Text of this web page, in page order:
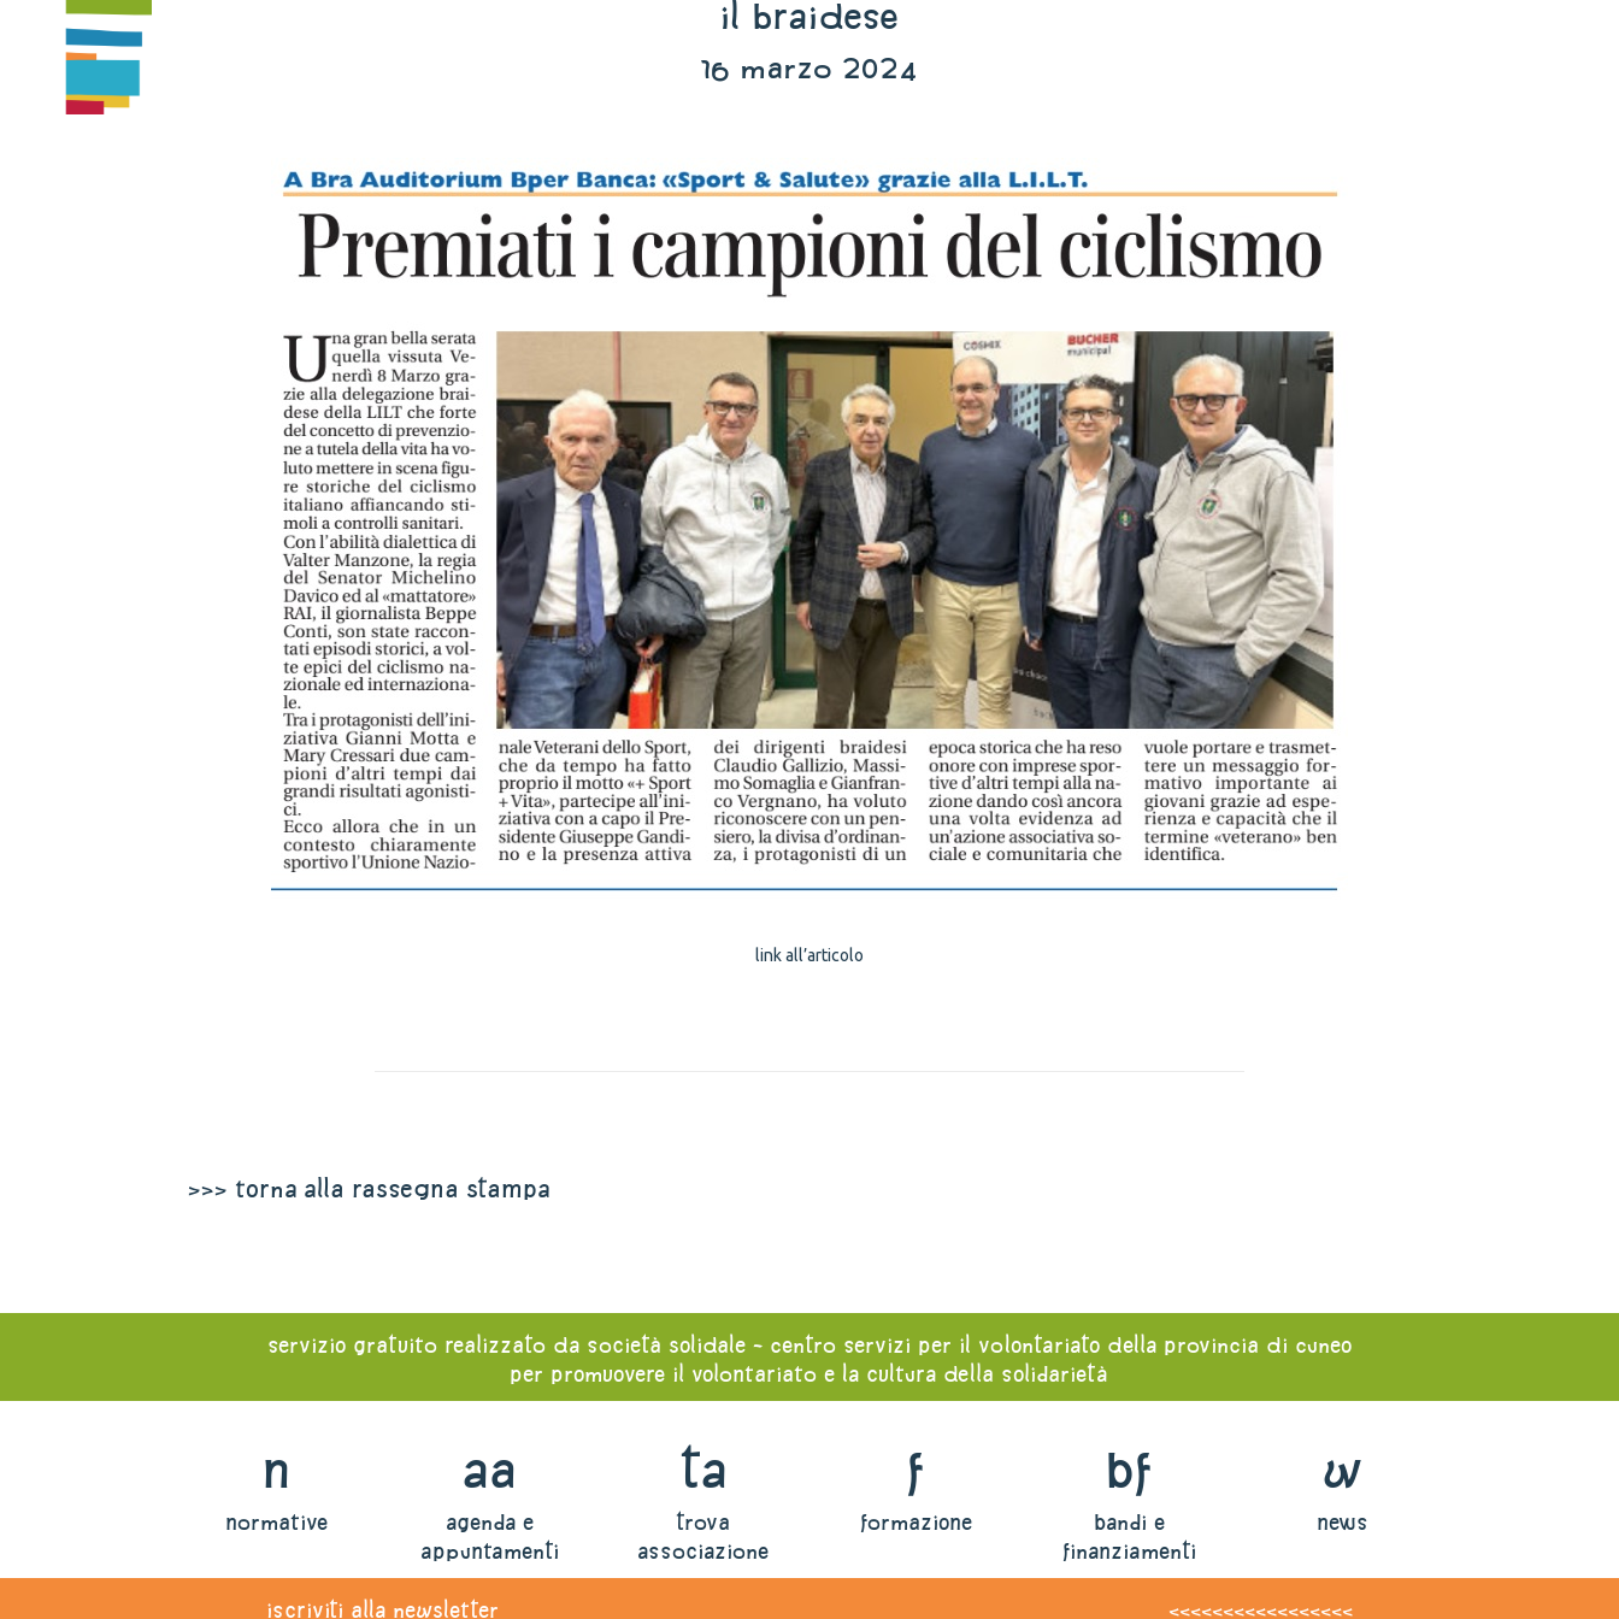
Il Braidese
16 marzo 2024
link all’articolo
>>> torna alla rassegna stampa
servizio gratuito realizzato da società solidale - centro servizi per il volontariato della provincia di cuneo
per promuovere il volontariato e la cultura della solidarietà
n
normative
aa
agenda e
appuntamenti
ta
trova
associazione
f
formazione
bf
bandi e
finanziamenti
w
news
iscriviti alla newsletter <<<<<<<<<<<<<<<<<